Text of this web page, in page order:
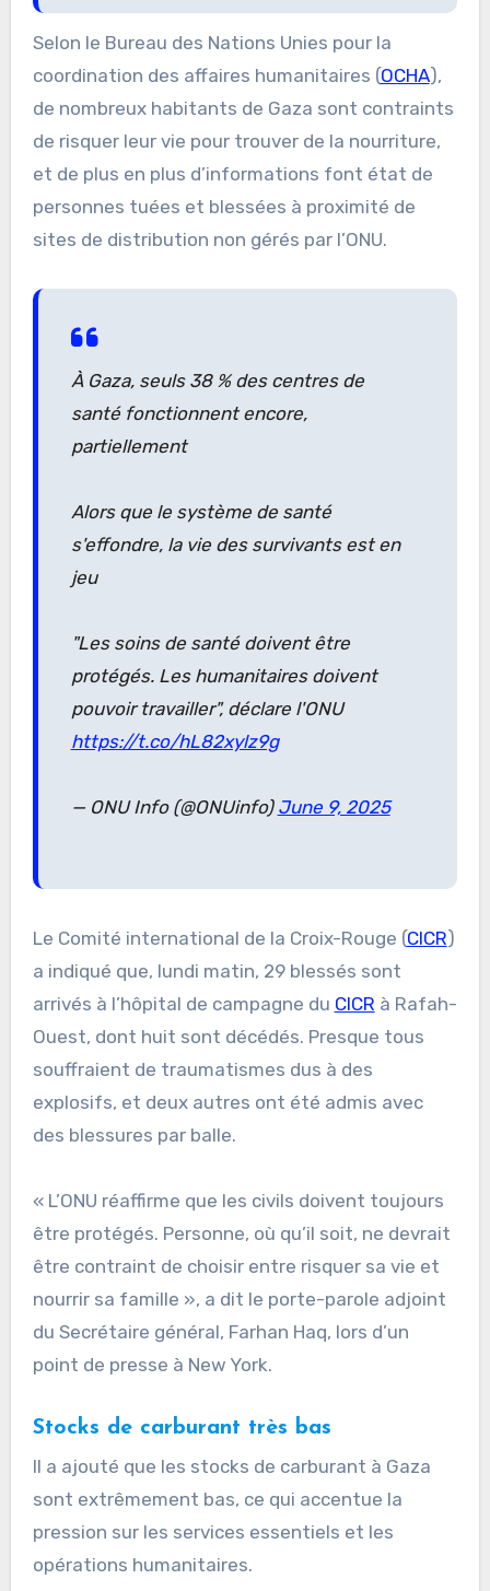
Selon le Bureau des Nations Unies pour la
coordination des affaires humanitaires (OCHA),
de nombreux habitants de Gaza sont contraints
de risquer leur vie pour trouver de la nourriture,
et de plus en plus d’informations font état de
personnes tuées et blessées à proximité de
sites de distribution non gérés par l’ONU.
À Gaza, seuls 38 % des centres de
santé fonctionnent encore,
partiellement
Alors que le système de santé
s'effondre, la vie des survivants est en
jeu
"Les soins de santé doivent être
protégés. Les humanitaires doivent
pouvoir travailler", déclare l'ONU
https://t.co/hL82xylz9g
— ONU Info (@ONUinfo) June 9, 2025
Le Comité international de la Croix-Rouge (CICR)
a indiqué que, lundi matin, 29 blessés sont
arrivés à l’hôpital de campagne du CICR à Rafah-
Ouest, dont huit sont décédés. Presque tous
souffraient de traumatismes dus à des
explosifs, et deux autres ont été admis avec
des blessures par balle.
« L’ONU réaffirme que les civils doivent toujours
être protégés. Personne, où qu’il soit, ne devrait
être contraint de choisir entre risquer sa vie et
nourrir sa famille », a dit le porte-parole adjoint
du Secrétaire général, Farhan Haq, lors d’un
point de presse à New York.
Stocks de carburant très bas
Il a ajouté que les stocks de carburant à Gaza
sont extrêmement bas, ce qui accentue la
pression sur les services essentiels et les
opérations humanitaires.